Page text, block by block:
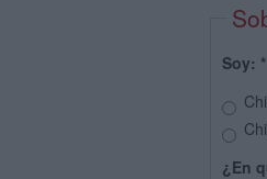
Soy: *
¿En